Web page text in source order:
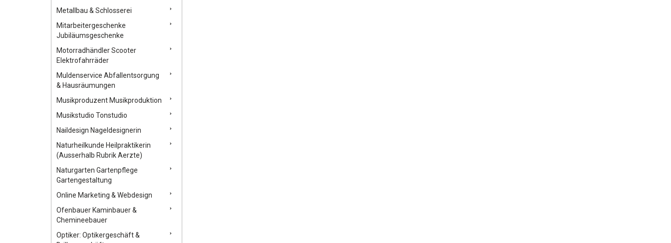
Metallbau & Schlosserei
Mitarbeitergeschenke
Jubiläumsgeschenke
Motorradhändler Scooter
Elektrofahrräder
Muldenservice Abfallentsorgung
& Hausräumungen
Musikproduzent Musikproduktion
Musikstudio Tonstudio
Naildesign Nageldesignerin
Naturheilkunde Heilpraktikerin
(Ausserhalb Rubrik Aerzte)
Naturgarten Gartenpflege
Gartengestaltung
Online Marketing & Webdesign
Ofenbauer Kaminbauer &
Chemineebauer
Optiker: Optikergeschäft &